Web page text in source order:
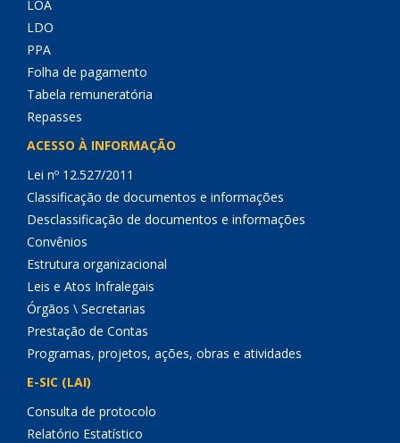
LOA
LDO
PPA
Folha de pagamento
Tabela remuneratória
Repasses
ACESSO À INFORMAÇÃO
Lei nº 12.527/2011
Classificação de documentos e informações
Desclassificação de documentos e informações
Convênios
Estrutura organizacional
Leis e Atos Infralegais
Órgãos \ Secretarias
Prestação de Contas
Programas, projetos, ações, obras e atividades
E-SIC (LAI)
Consulta de protocolo
Relatório Estatístico